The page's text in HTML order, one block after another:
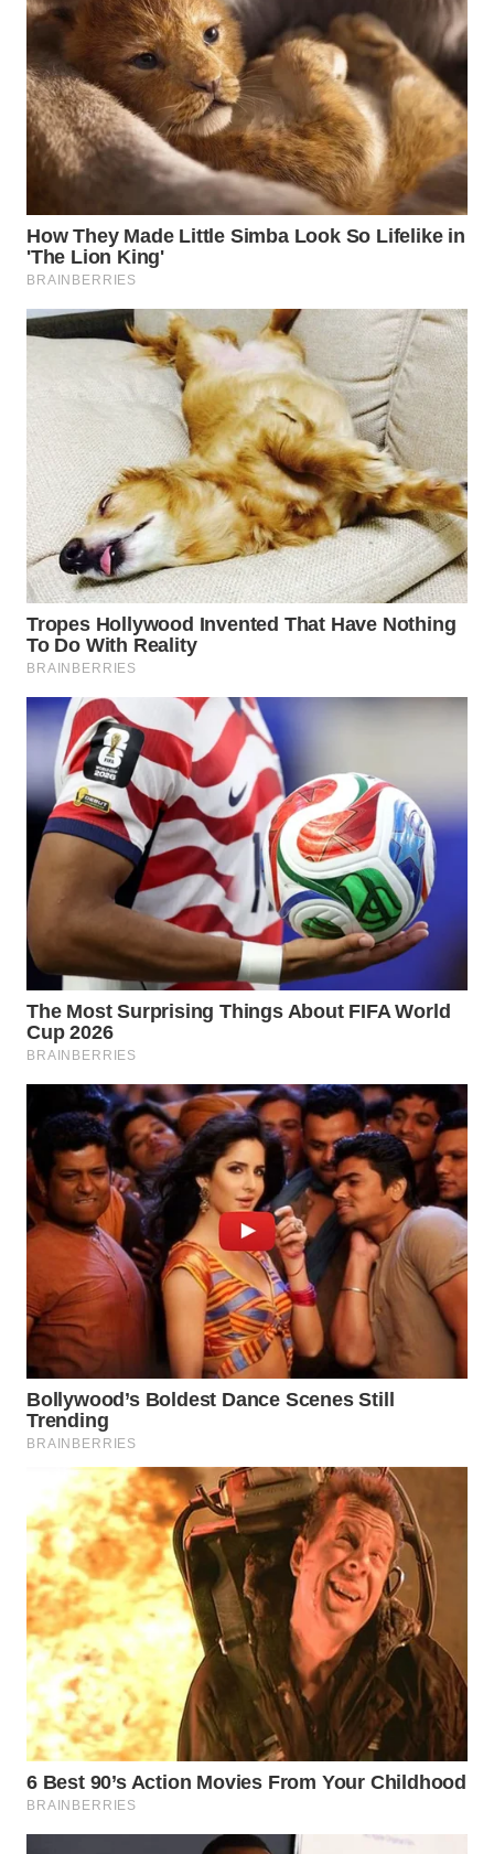
TANJUNG
LESUNG
WN
KARO
WN
SIMALUNGUN
WN
LABUHANBATU
WN
TENGAH
WN DELI
SERDANG
WN
TEBING
TINGGI
PAKPAK
WN
KARAWANG
WN
WN
BOGOR
WN
DEPOK
WN
TAPANULI
UTARA
WN
SAMOSIR
WN
PADANG
LAWAS
WN
SUMEDANG
CIANJUR
WN
KEPULAUAN
SERIBU
WN
TANGERANG
WN
BINJAI
WN
CIREBON